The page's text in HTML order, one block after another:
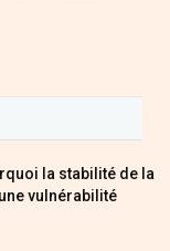
la stabilité de la
vulnérabilité